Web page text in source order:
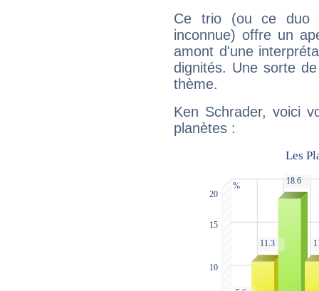
Ce trio (ou ce duo
inconnue) offre un
amont d'une
dignités. Une sorte
thème.
Ken Schrader, voici
planètes :